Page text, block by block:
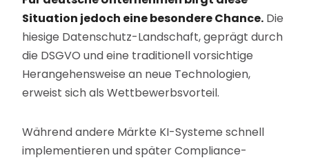
Situation jedoch eine besondere Chance. Die
hiesige Datenschutz-Landschaft, geprägt durch
die DSGVO und eine traditionell vorsichtige
Herangehensweise an neue Technologien,
erweist sich als Wettbewerbsvorteil.
Während andere Märkte KI-Systeme schnell
implementieren und später Compliance-